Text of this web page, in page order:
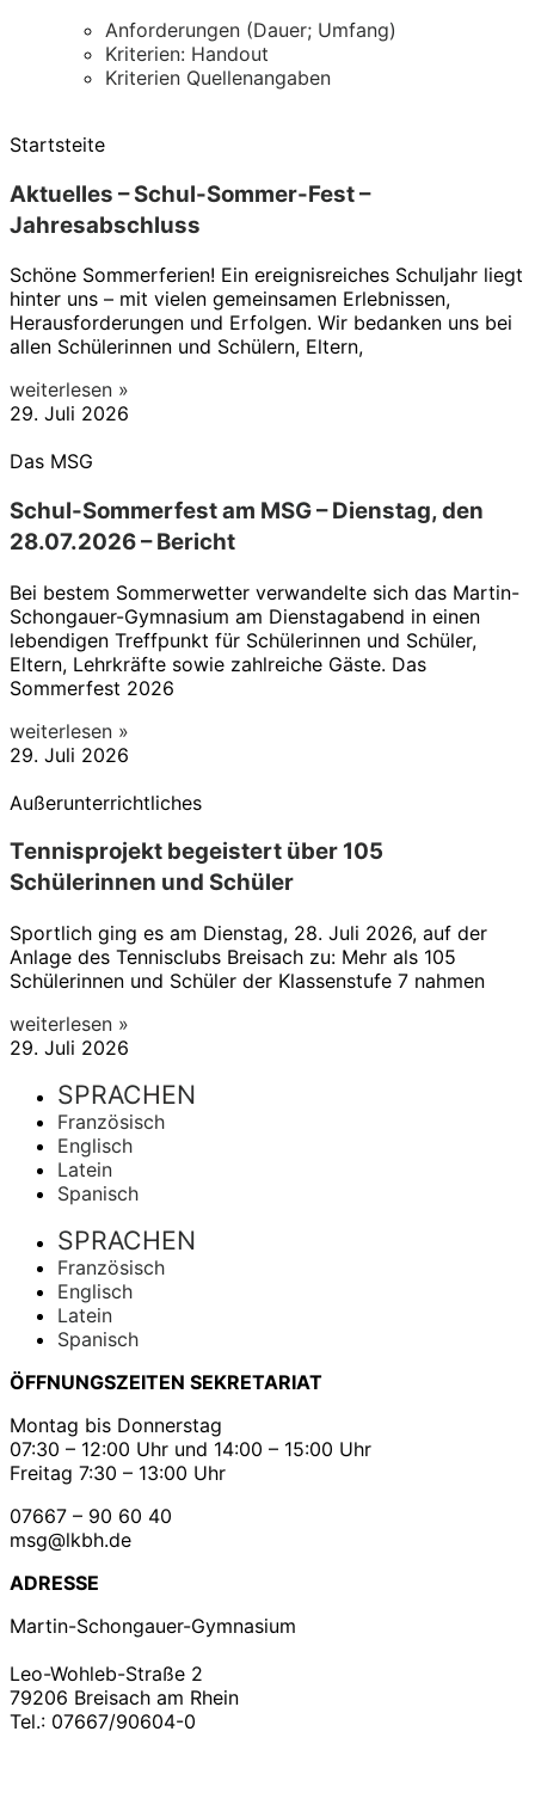
Anforderungen (Dauer; Umfang)
Kriterien: Handout
Kriterien Quellenangaben
Startsteite
Aktuelles – Schul-Sommer-Fest –
Jahresabschluss
Schöne Sommerferien! Ein ereignisreiches Schuljahr liegt
hinter uns – mit vielen gemeinsamen Erlebnissen,
Herausforderungen und Erfolgen. Wir bedanken uns bei
allen Schülerinnen und Schülern, Eltern,
weiterlesen »
29. Juli 2026
Das MSG
Schul-Sommerfest am MSG – Dienstag, den
28.07.2026 – Bericht
Bei bestem Sommerwetter verwandelte sich das Martin-
Schongauer-Gymnasium am Dienstagabend in einen
lebendigen Treffpunkt für Schülerinnen und Schüler,
Eltern, Lehrkräfte sowie zahlreiche Gäste. Das
Sommerfest 2026
weiterlesen »
29. Juli 2026
Außerunterrichtliches
Tennisprojekt begeistert über 105
Schülerinnen und Schüler
Sportlich ging es am Dienstag, 28. Juli 2026, auf der
Anlage des Tennisclubs Breisach zu: Mehr als 105
Schülerinnen und Schüler der Klassenstufe 7 nahmen
weiterlesen »
29. Juli 2026
SPRACHEN
Französisch
Englisch
Latein
Spanisch
SPRACHEN
Französisch
Englisch
Latein
Spanisch
ÖFFNUNGSZEITEN SEKRETARIAT
Montag bis Donnerstag
07:30 – 12:00 Uhr und 14:00 – 15:00 Uhr
Freitag 7:30 – 13:00 Uhr
07667 – 90 60 40
msg@lkbh.de
ADRESSE
Martin-Schongauer-Gymnasium
Leo-Wohleb-Straße 2
79206 Breisach am Rhein
Tel.: 07667/90604-0